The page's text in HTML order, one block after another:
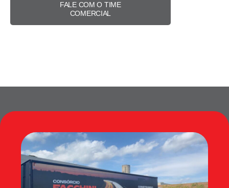
FALE COM O TIME
COMERCIAL